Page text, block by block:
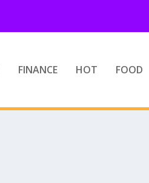
FINANCE HOT FOOD